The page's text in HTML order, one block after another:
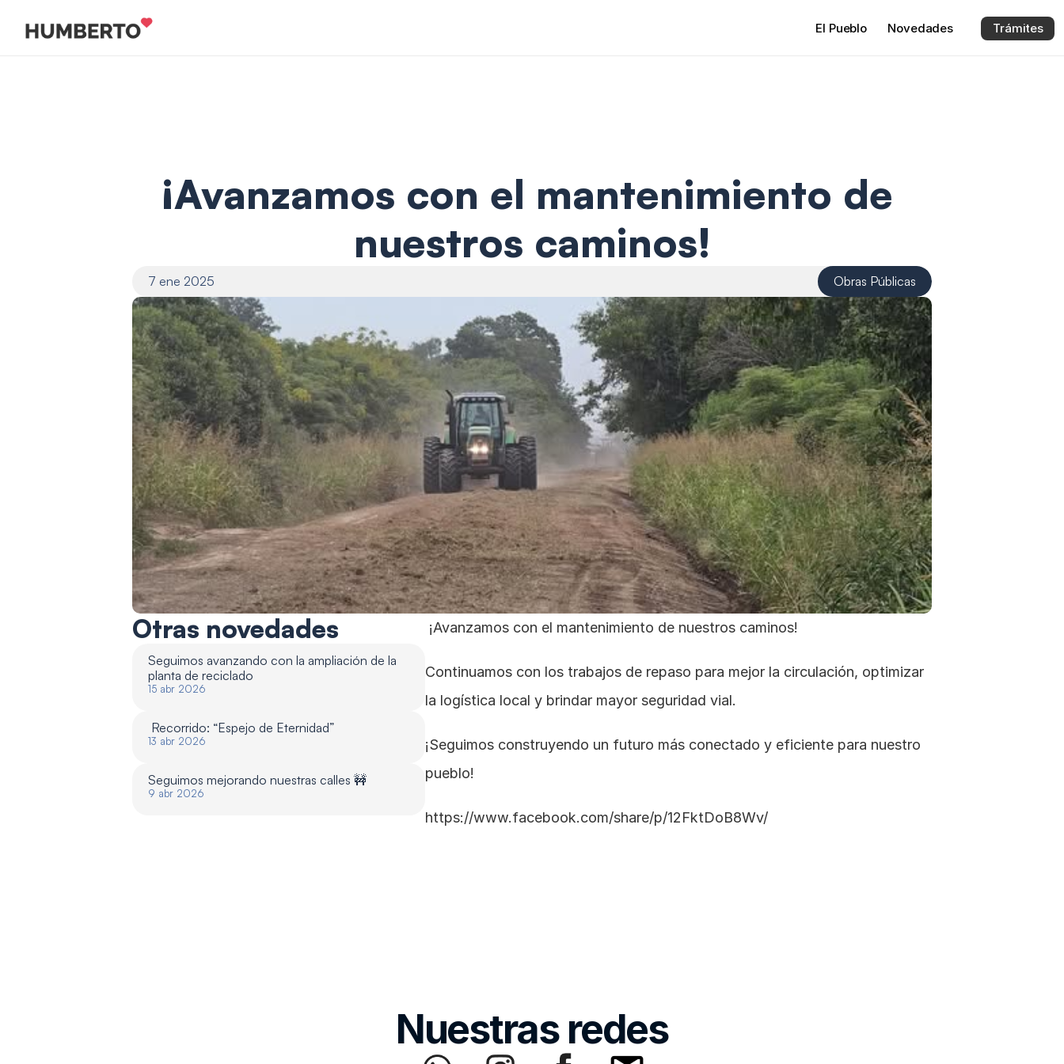
¡Avanzamos con el mantenimiento de
nuestros caminos!
7 ene 2025 Obras Públicas
El Pueblo Novedades Trámites
Otras novedades
Seguimos avanzando con la ampliación de la
planta de reciclado
15 abr 2026
Recorrido: “Espejo de Eternidad”
13 abr 2026
Seguimos mejorando nuestras calles 🚧
9 abr 2026
¡Avanzamos con el mantenimiento de nuestros caminos!
Continuamos con los trabajos de repaso para mejor la circulación, optimizar
la logística local y brindar mayor seguridad vial.
¡Seguimos construyendo un futuro más conectado y eficiente para nuestro
pueblo!
https://www.facebook.com/share/p/12FktDoB8Wv/
Nuestras redes